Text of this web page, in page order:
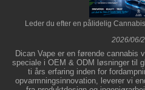
Leder du efter en pålidelig
2026/06/
Dican Vape er en førende cannabis
speciale i OEM & ODM løsninger til
ti års erfaring inden for
opvarmningsinnovation, leverer vi